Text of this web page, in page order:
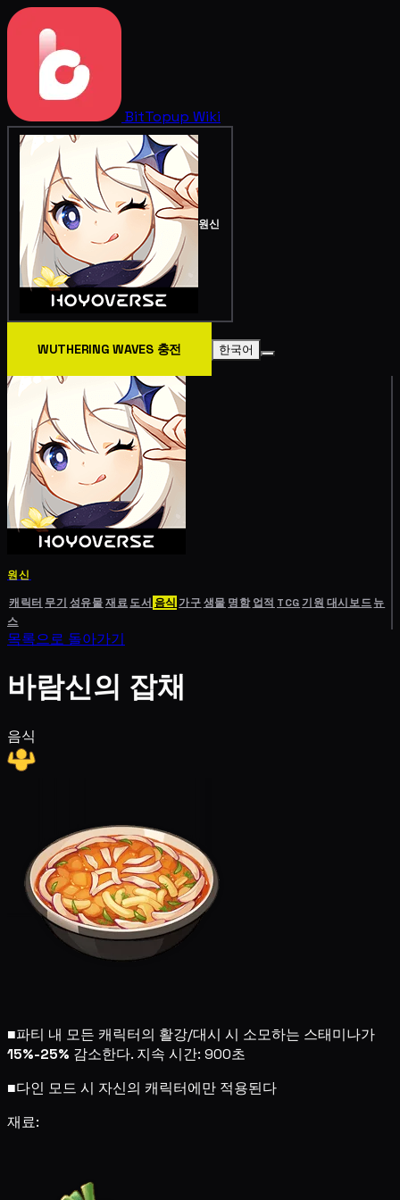
BitTopup Wiki
원신
WUTHERING WAVES 충전 한국어
원신
캐릭터 무기 성유물재료도서 음식 가구생물 명함 업적 TCG기원 대시보드뉴
스
목록으로 돌아가기
바람신의 잡채
음식
■파티 내 모든 캐릭터의 활강/대시 시 소모하는 스태미나가
15%-25% 감소한다. 지속 시간: 900초
■다인 모드 시 자신의 캐릭터에만 적용된다
재료: